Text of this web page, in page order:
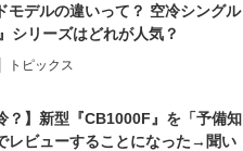
モデルの違いって？ 空冷シングル
シリーズはどれが人気？
トピックス
？】新型『CB1000F』を「予備知
レビューすることになった→聞い